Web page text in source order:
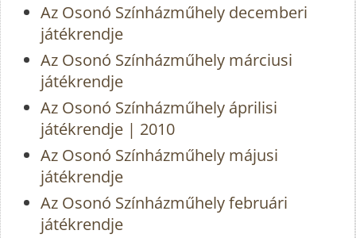
Az Osonó Színházműhely decemberi
játékrendje
Az Osonó Színházműhely márciusi
játékrendje
Az Osonó Színházműhely áprilisi
játékrendje | 2010
Az Osonó Színházműhely májusi
játékrendje
Az Osonó Színházműhely februári
játékrendje